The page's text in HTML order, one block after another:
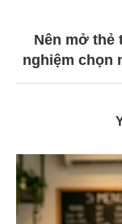
Nên mở thẻ
nghiệm chọn